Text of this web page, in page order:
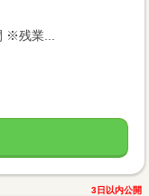
※残業...
3日以内公開